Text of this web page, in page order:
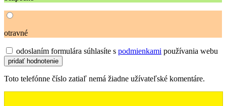
otravné
odoslaním formulára súhlasíte s podmienkami používania webu
Toto telefónne číslo zatiaľ nemá žiadne užívateľské komentáre.